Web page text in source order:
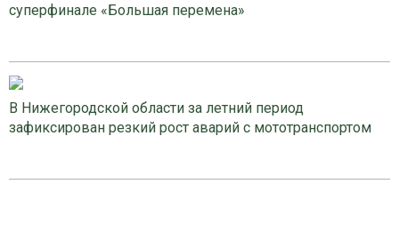
суперфинале «Большая перемена»
В Нижегородской области за летний период
зафиксирован резкий рост аварий с мототранспортом